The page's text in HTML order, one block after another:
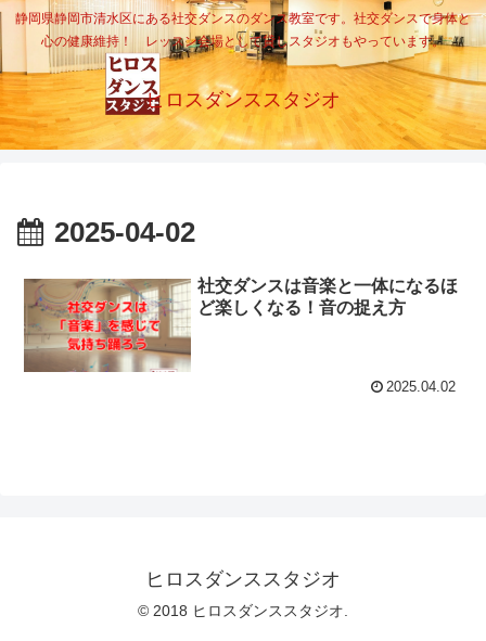
静岡県静岡市清水区にある社交ダンスのダンス教室です。社交ダンスで身体と
心の健康維持！ レッスン会場として貸しスタジオもやっています。
ヒロスダンススタジオ
2025-04-02
社交ダンスは音楽と一体になるほ
ど楽しくなる！音の捉え方
2025.04.02
ヒロスダンススタジオ
© 2018 ヒロスダンススタジオ.